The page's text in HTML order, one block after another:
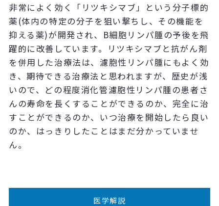
非常によく効く「リツキシマブ」という分子標的
薬(体内の特定の分子を狙い撃ちし、その機能を
抑える薬)が開発され、B細胞リンパ腫の予後を飛
躍的に改善しています。リツキシマブと抗がん剤
を併用した治療法は、濾胞性リンパ腫にもよく効
き、期待できる治療法と思われますが、歴史が浅
いので、どの程度消化管濾胞性リンパ腫の患者さ
んの寿命を長くすることができるのか、完全に治
すことができるのか、いつ治療を開始したら良い
のか、はっきりしたことはまだ分かっていませ
ん。
医学解説